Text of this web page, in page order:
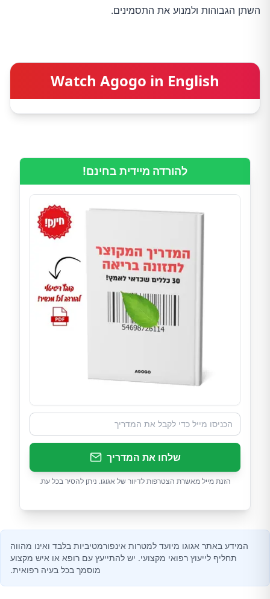
השתן הגבוהות ולמנוע את התסמינים.
Watch Agogo in English
להורדה מיידית בחינם!
שלחו את המדריך
הזנת מייל מאשרת הצטרפות לדיוור של אגוגו. ניתן להסיר בכל עת.
המידע באתר אגוגו מיועד למטרות אינפורמטיביות בלבד ואינו מהווה
תחליף לייעוץ רפואי מקצועי. יש להתייעץ עם רופא או איש מקצוע
מוסמך בכל בעיה רפואית.